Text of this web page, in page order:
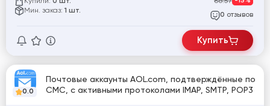
Мин. заказ: 1 шт.
0 отзывов
Купить
0.0
Почтовые аккаунты AOL.com, подтверждённые по
СМС, с активными протоколами IMAP, SMTP, POP3